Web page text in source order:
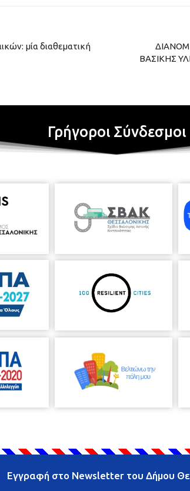
μία διαθεματική
ΒΑΣΙΚΗΣ
Γρήγοροι Σύνδεσμοι
Εγγραφή στο Newsletter του Δήμου